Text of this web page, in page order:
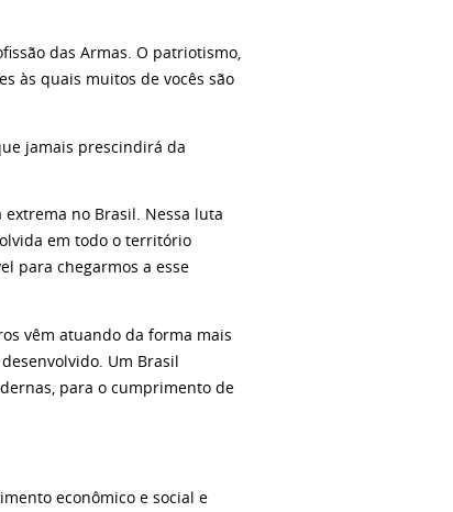
das Armas. O patriotismo,
às quais muitos de vocês são
jamais prescindirá da
no Brasil. Nessa luta
em todo o território
para chegarmos a esse
vêm atuando da forma mais
Um Brasil
para o cumprimento de
econômico e social e